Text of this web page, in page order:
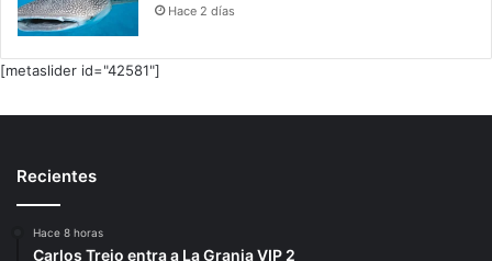
Hace 2 días
[metaslider id="42581"]
Recientes
Hace 8 horas
Carlos Trejo entra a La Granja VIP 2